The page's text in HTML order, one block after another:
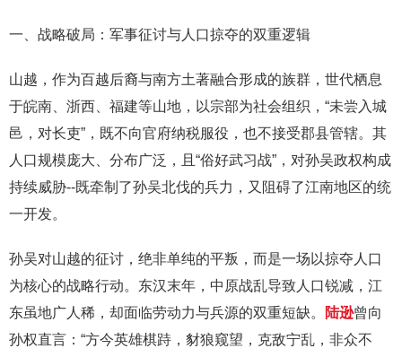
一、战略破局：军事征讨与人口掠夺的双重逻辑
山越，作为百越后裔与南方土著融合形成的族群，世代栖息
于皖南、浙西、福建等山地，以宗部为社会组织，“未尝入城
邑，对长吏”，既不向官府纳税服役，也不接受郡县管辖。其
人口规模庞大、分布广泛，且“俗好武习战”，对孙吴政权构成
持续威胁--既牵制了孙吴北伐的兵力，又阻碍了江南地区的统
一开发。
孙吴对山越的征讨，绝非单纯的平叛，而是一场以掠夺人口
为核心的战略行动。东汉末年，中原战乱导致人口锐减，江
东虽地广人稀，却面临劳动力与兵源的双重短缺。
陆逊曾向
孙权直言：“方今英雄棋跱，豺狼窥望，克敌宁乱，非众不